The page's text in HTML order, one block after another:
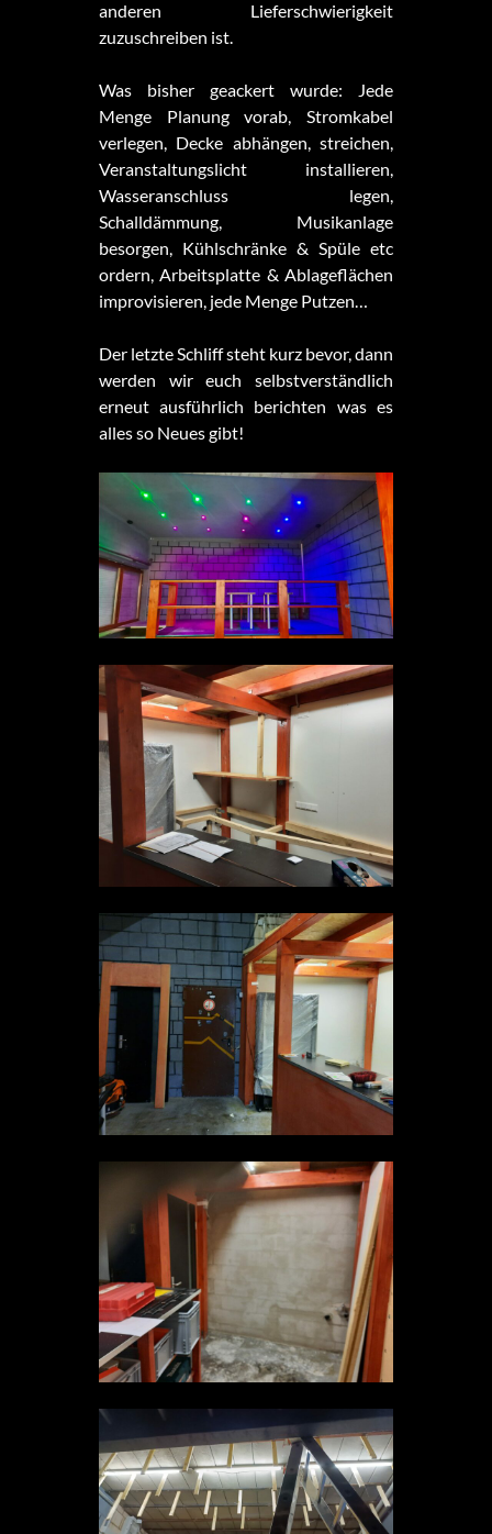
anderen Lieferschwierigkeit
zuzuschreiben ist.
Was bisher geackert wurde: Jede
Menge Planung vorab, Stromkabel
verlegen, Decke abhängen, streichen,
Veranstaltungslicht installieren,
Wasseranschluss legen,
Schalldämmung, Musikanlage
besorgen, Kühlschränke & Spüle etc
ordern, Arbeitsplatte & Ablageflächen
improvisieren, jede Menge Putzen…
Der letzte Schliff steht kurz bevor, dann
werden wir euch selbstverständlich
erneut ausführlich berichten was es
alles so Neues gibt!